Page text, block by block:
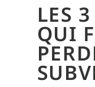
LES
QUI